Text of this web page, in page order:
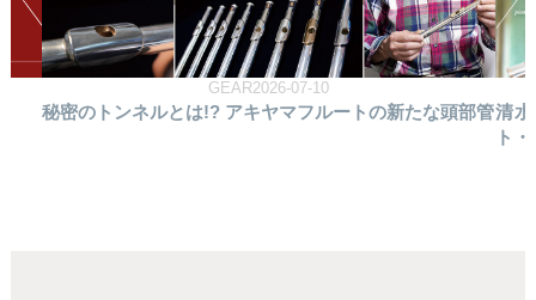
GEAR2026-07-10
秘密のトンネルとは!? アキヤマフルートの新たな頭部管清
ト